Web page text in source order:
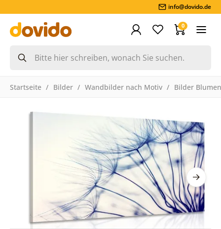
info@dovido.de
0
Startseite Bilder Wandbilder nach Motiv Bilder Blumen